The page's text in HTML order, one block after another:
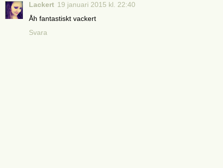
Lackert 19 januari 2015 kl. 22:40
Åh fantastiskt vackert
Svara